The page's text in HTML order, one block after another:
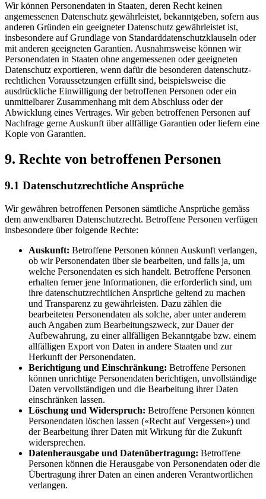
Wir können Personendaten in Staaten, deren Recht keinen
angemessenen Datenschutz gewährleistet, bekanntgeben, sofern aus
anderen Gründen ein geeigneter Datenschutz gewährleistet ist,
insbesondere auf Grundlage von Standard­datenschutzklauseln oder
mit anderen geeigneten Garantien. Ausnahmsweise können wir
Personendaten in Staaten ohne angemessenen oder geeigneten
Datenschutz exportieren, wenn dafür die besonderen datenschutz­
rechtlichen Voraussetzungen erfüllt sind, beispielsweise die
ausdrückliche Einwilligung der betroffenen Personen oder ein
unmittelbarer Zusammenhang mit dem Abschluss oder der
Abwicklung eines Vertrages. Wir geben betroffenen Personen auf
Nachfrage gerne Auskunft über allfällige Garantien oder liefern eine
Kopie von Garantien.
9. Rechte von betroffenen Personen
9.1 Daten­schutz­rechtliche Ansprüche
Wir gewähren betroffenen Personen sämtliche Ansprüche gemäss
dem anwendbaren Datenschutzrecht. Betroffene Personen verfügen
insbesondere über folgende Rechte:
Auskunft: Betroffene Personen können Auskunft verlangen,
ob wir Personendaten über sie bearbeiten, und falls ja, um
welche Personendaten es sich handelt. Betroffene Personen
erhalten ferner jene Informationen, die erforderlich sind, um
ihre datenschutzrechtlichen Ansprüche geltend zu machen
und Transparenz zu gewährleisten. Dazu zählen die
bearbeiteten Personendaten als solche, aber unter anderem
auch Angaben zum Bearbeitungszweck, zur Dauer der
Aufbewahrung, zu einer allfälligen Bekanntgabe bzw. einem
allfälligen Export von Daten in andere Staaten und zur
Herkunft der Personendaten.
Berichtigung und Einschränkung: Betroffene Personen
können unrichtige Personendaten berichtigen, unvollständige
Daten vervollständigen und die Bearbeitung ihrer Daten
einschränken lassen.
Löschung und Widerspruch: Betroffene Personen können
Personendaten löschen lassen («Recht auf Vergessen») und
der Bearbeitung ihrer Daten mit Wirkung für die Zukunft
widersprechen.
Datenherausgabe und Datenübertragung: Betroffene
Personen können die Herausgabe von Personendaten oder die
Übertragung ihrer Daten an einen anderen Verantwortlichen
verlangen.